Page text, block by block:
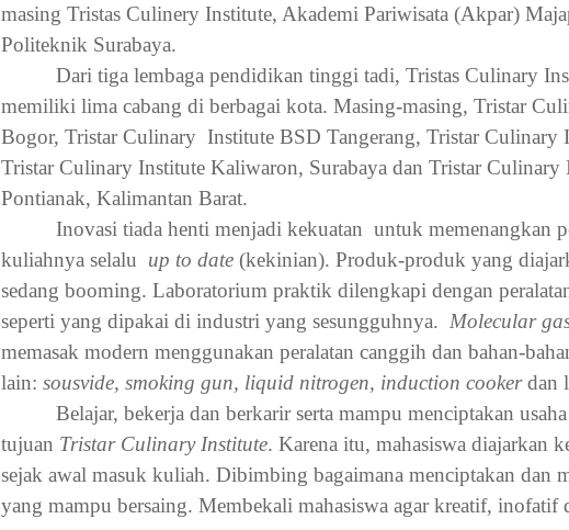
masing Tristas Culinery Institute, Akademi Pariwisata (Akpar)
Politeknik Surabaya.
Dari tiga lembaga pendidikan tinggi tadi, Tristas Culinary
memiliki lima cabang di berbagai kota. Masing-masing, Tristar
Bogor, Tristar Culinary Institute BSD Tangerang, Tristar Culinary
Tristar Culinary Institute Kaliwaron, Surabaya dan Tristar Culinary
Pontianak, Kalimantan Barat.
Inovasi tiada henti menjadi kekuatan untuk memenangkan
kuliahnya selalu
up to date (kekinian). Produk-produk yang
sedang booming. Laboratorium praktik dilengkapi dengan
seperti yang dipakai di industri yang sesungguhnya. Molecular
memasak modern menggunakan peralatan canggih dan bahan-
lain: sousvide, smoking gun, liquid nitrogen, induction cookerdan
Belajar, bekerja dan berkarir serta mampu menciptakan
tujuan Tristar Culinary Institute. Karena itu, mahasiswa diajarkan
sejak awal masuk kuliah. Dibimbing bagaimana menciptakan dan
yang mampu bersaing. Membekali mahasiswa agar kreatif, inofatif